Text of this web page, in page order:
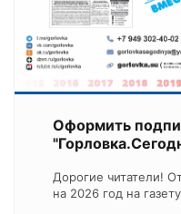
Оформить
Дорогие читатели!
на 2026 год на